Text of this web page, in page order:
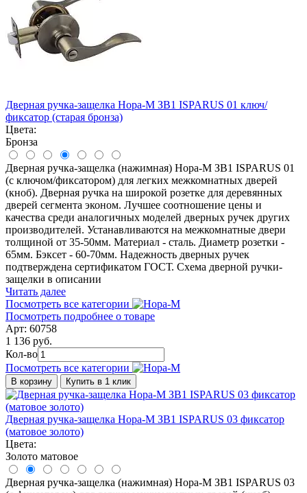
Дверная ручка-защелка Нора-М ЗВ1 ISPARUS 01 ключ/
фиксатор (старая бронза)
Цвета:
Бронза
Дверная ручка-защелка (нажимная) Нора-М ЗВ1 ISPARUS 01
(с ключом/фиксатором) для легких межкомнатных дверей
(кноб). Дверная ручка на широкой розетке для деревянных
дверей сегмента эконом. Лучшее соотношение цены и
качества среди аналогичных моделей дверных ручек других
производителей. Устанавливаются на межкомнатные двери
толщиной от 35-50мм. Материал - сталь. Диаметр розетки -
65мм. Бэксет - 60-70мм. Надежность дверных ручек
подтверждена сертификатом ГОСТ. Схема дверной ручки-
защелки в описании
Читать далее
Посмотреть все категории
Посмотреть подробнее о товаре
Арт: 60758
1 136 руб.
Кол-во
Посмотреть все категории
В корзину Купить в 1 клик
Дверная ручка-защелка Нора-М ЗВ1 ISPARUS 03 фиксатор
(матовое золото)
Цвета:
Золото матовое
Дверная ручка-защелка (нажимная) Нора-М ЗВ1 ISPARUS 03